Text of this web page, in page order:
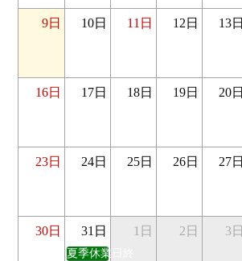
9日 10日 11日 12日 13日
16日 17日 18日 19日 20日
23日 24日 25日 26日 27日
30日 31日
夏季休業日終
1日 2日 3日